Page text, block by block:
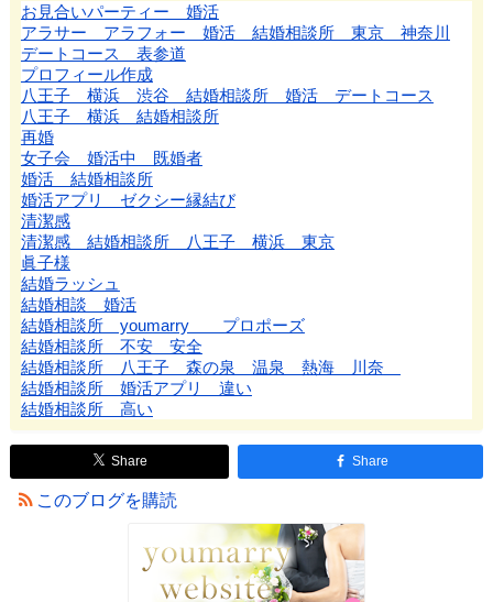
お見合いパーティー 婚活
アラサー アラフォー 婚活 結婚相談所 東京 神奈川
デートコース 表参道
プロフィール作成
八王子 横浜 渋谷 結婚相談所 婚活 デートコース
八王子 横浜 結婚相談所
再婚
女子会 婚活中 既婚者
婚活 結婚相談所
婚活アプリ ゼクシー縁結び
清潔感
清潔感 結婚相談所 八王子 横浜 東京
眞子様
結婚ラッシュ
結婚相談 婚活
結婚相談所 youmarry プロポーズ
結婚相談所 不安 安全
結婚相談所 八王子 森の泉 温泉 熱海 川奈
結婚相談所 婚活アプリ 違い
結婚相談所 高い
Share Share
このブログを購読